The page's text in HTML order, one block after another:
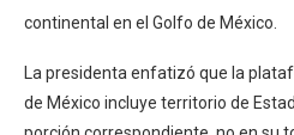
continental en el Golfo de México.
La presidenta enfatizó que la
de México incluye territorio de